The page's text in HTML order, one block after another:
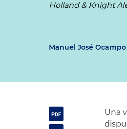
Holland & Knight
Manuel José Ocampo
Una